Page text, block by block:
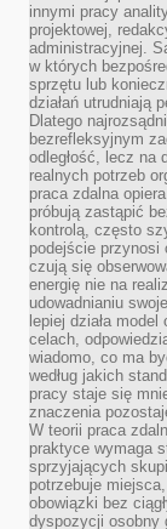
innymi pracy
projektowej,
administracyjnej.
w których
sprzętu lub
działań utrudniają
Dlatego
bezrefleksyjnym
odległość, lecz na
realnych potrzeb
praca zdalna
próbują zastąpić
kontrolą, często
podejście przynosi
czują się
energię nie na
udowadnianiu
lepiej działa
celach,
wiadomo, co ma
według jakich
pracy staje się
znaczenia
W teorii praca
praktyce wymaga
sprzyjających
potrzebuje
obowiązki bez
dyspozycji osobny